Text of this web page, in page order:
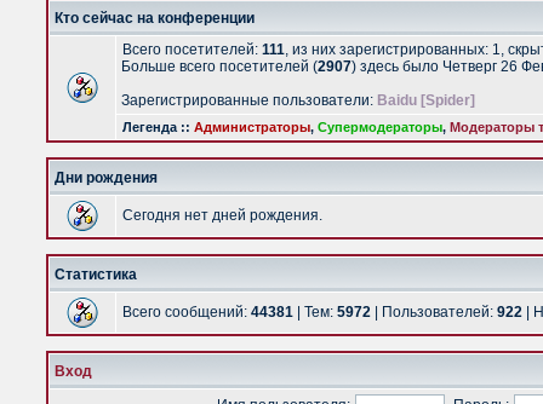
Кто сейчас на конференции
Всего посетителей: 111, из них зарегистрированных: 1,
Больше всего посетителей (2907) здесь было Четверг 26
Зарегистрированные пользователи: Baidu [Spider]
Легенда :: Администраторы, Супермодераторы, Модераторы
Дни рождения
Сегодня нет дней рождения.
Статистика
Всего сообщений: 44381 | Тем: 5972 | Пользователей: 922 |
Вход